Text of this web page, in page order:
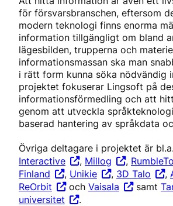
för försvarsbranschen, eftersom
modern teknologi finns enorma
information tillgängligt om bland
lägesbilden, trupperna och
informationsmassan ska man
i rätt form kunna söka nödvändig
projektet fokuserar Lingsoft på
informationsförmedling och att
genom att utveckla
baserad hantering av språkdata
Övriga deltagare i projektet är bl.a.
Interactive
, Millog ,
Finland
, Unikie , 3D Talo ,
ReOrbit
och Vaisala samt
universitet
.